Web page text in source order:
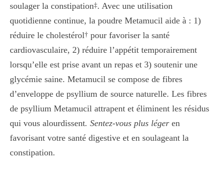
soulager la constipation‡. Avec une utilisation
quotidienne continue, la poudre Metamucil aide à : 1)
réduire le cholestérol† pour favoriser la santé
cardiovasculaire, 2) réduire l’appétit temporairement
lorsqu’elle est prise avant un repas et 3) soutenir une
glycémie saine. Metamucil se compose de fibres
d’enveloppe de psyllium de source naturelle. Les fibres
de psyllium Metamucil attrapent et éliminent les résidus
qui vous alourdissent. Sentez-vous plus léger en
favorisant votre santé digestive et en soulageant la
constipation.